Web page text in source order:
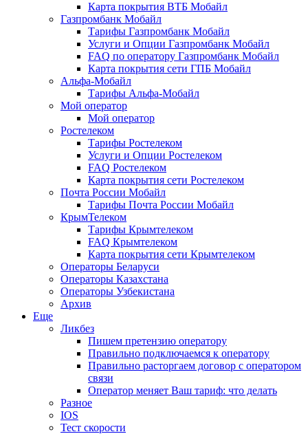
Карта покрытия ВТБ Мобайл
Газпромбанк Мобайл
Тарифы Газпромбанк Мобайл
Услуги и Опции Газпромбанк Мобайл
FAQ по оператору Газпромбанк Мобайл
Карта покрытия сети ГПБ Мобайл
Альфа-Мобайл
Тарифы Альфа-Мобайл
Мой оператор
Мой оператор
Ростелеком
Тарифы Ростелеком
Услуги и Опции Ростелеком
FAQ Ростелеком
Карта покрытия сети Ростелеком
Почта России Мобайл
Тарифы Почта России Мобайл
КрымТелеком
Тарифы Крымтелеком
FAQ Крымтелеком
Карта покрытия сети Крымтелеком
Операторы Беларуси
Операторы Казахстана
Операторы Узбекистана
Архив
Еще
Ликбез
Пишем претензию оператору
Правильно подключаемся к оператору
Правильно расторгаем договор с оператором
связи
Оператор меняет Ваш тариф: что делать
Разное
IOS
Тест скорости